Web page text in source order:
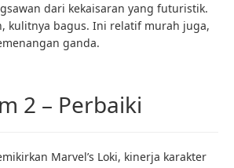
dari kekaisaran yang futuristik.
kulitnya bagus. Ini relatif murah juga,
ganda.
2 – Perbaiki
Marvel’s Loki, kinerja karakter